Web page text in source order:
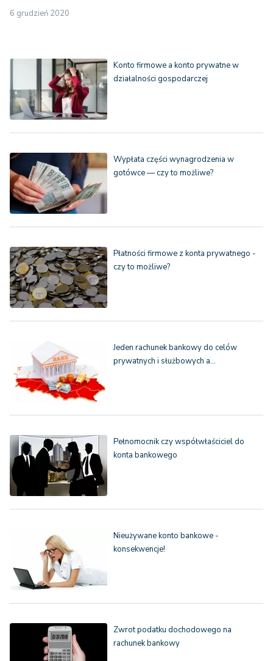
6 grudzień 2020
Konto firmowe a konto prywatne w
działalności gospodarczej
Wypłata części wynagrodzenia w
gotówce — czy to możliwe?
Płatności firmowe z konta prywatnego -
czy to możliwe?
Jeden rachunek bankowy do celów
prywatnych i służbowych a…
Pełnomocnik czy współwłaściciel do
konta bankowego
Nieużywane konto bankowe -
konsekwencje!
Zwrot podatku dochodowego na
rachunek bankowy